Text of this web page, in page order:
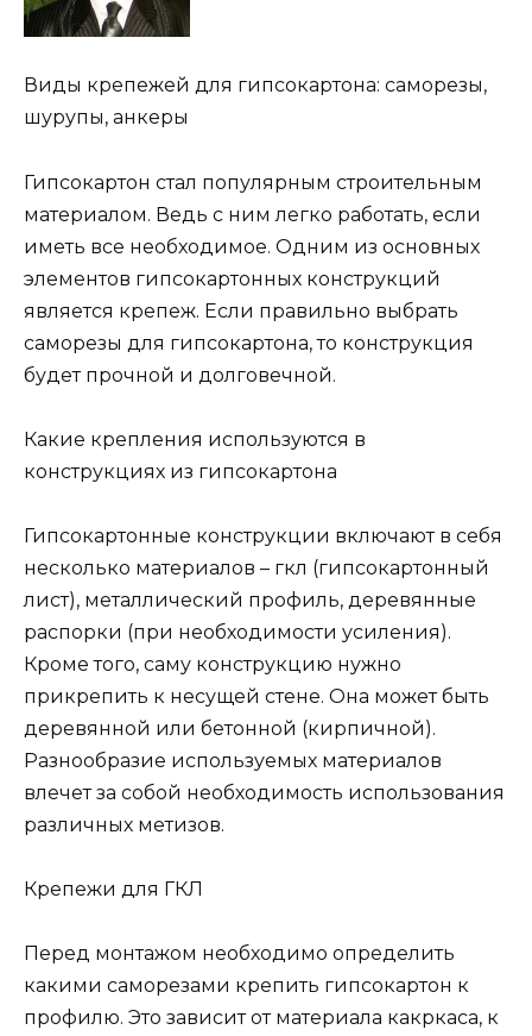
Виды крепежей для гипсокартона: саморезы,
шурупы, анкеры
Гипсокартон стал популярным строительным
материалом. Ведь с ним легко работать, если
иметь все необходимое. Одним из основных
элементов гипсокартонных конструкций
является крепеж. Если правильно выбрать
саморезы для гипсокартона, то конструкция
будет прочной и долговечной.
Какие крепления используются в
конструкциях из гипсокартона
Гипсокартонные конструкции включают в себя
несколько материалов – гкл (гипсокартонный
лист), металлический профиль, деревянные
распорки (при необходимости усиления).
Кроме того, саму конструкцию нужно
прикрепить к несущей стене. Она может быть
деревянной или бетонной (кирпичной).
Разнообразие используемых материалов
влечет за собой необходимость использования
различных метизов.
Крепежи для ГКЛ
Перед монтажом необходимо определить
какими саморезами крепить гипсокартон к
профилю. Это зависит от материала какркаса, к